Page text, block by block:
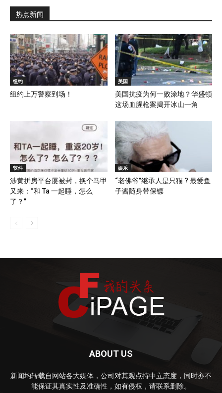
热点新闻
纽约
纽约上万警察到场！
美国
美国抗疫为何一败涂地？华盛顿
这场血腥枪案揭开冰山一角
软件
涉黄拼房平台屡被封，换个马甲
又来：“和 Ta 一起睡，怎么
了？”
娱乐
“老佛爷”继承人是只猫 ? 最爱鱼
子酱随身带保镖
ABOUT US
新闻均转载自网站各大媒体，公司对其观点持中立态度，同时亦不
能保证其真实性及准确性，如有侵权，请联系删除。